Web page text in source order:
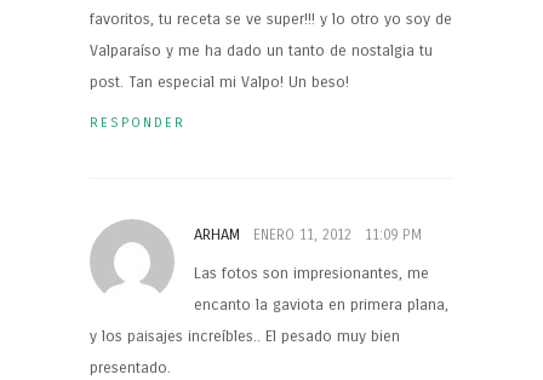
favoritos, tu receta se ve super!!! y lo otro yo soy de
Valparaíso y me ha dado un tanto de nostalgia tu
post. Tan especial mi Valpo! Un beso!
RESPONDER
ARHAM ENERO 11, 2012 11:09 PM
Las fotos son impresionantes, me
encanto la gaviota en primera plana,
y los paisajes increíbles.. El pesado muy bien
presentado.